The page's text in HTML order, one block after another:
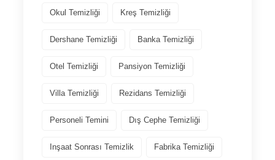
Okul Temizliği Kreş Temizliği
Dershane Temizliği Banka Temizliği
Otel Temizliği Pansiyon Temizliği
Villa Temizliği Rezidans Temizliği
Personeli Temini Dış Cephe Temizliği
Inşaat Sonrası Temizlik Fabrika Temizliği